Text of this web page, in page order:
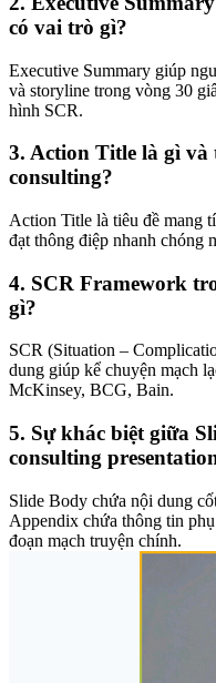
có vai trò gì?
Executive Summary giúp
và storyline trong vòng 30
hình SCR.
3. Action Title là gì và
consulting?
Action Title là tiêu đề mang
đạt thông điệp nhanh chóng
4. SCR Framework
gì?
SCR (Situation –
dung giúp kể chuyện mạch
McKinsey, BCG, Bain.
5. Sự khác biệt giữa
consulting
Slide Body chứa nội dung
Appendix chứa thông tin
đoạn mạch truyện chính.